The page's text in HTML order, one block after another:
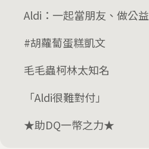
Aldi：一起當朋友、做公益
#胡蘿蔔蛋糕凱文
毛毛蟲柯林太知名
「Aldi很難對付」
★助DQ一幣之力★